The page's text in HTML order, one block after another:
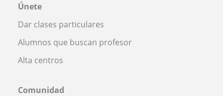
Únete
Dar clases particulares
Alumnos que buscan profesor
Alta centros
Comunidad